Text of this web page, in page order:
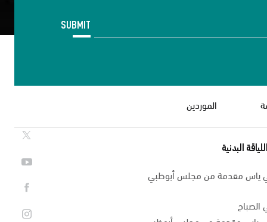
SUBMIT
الموردين
البدنية
ياس مقدمة من مجلس أبوظبي